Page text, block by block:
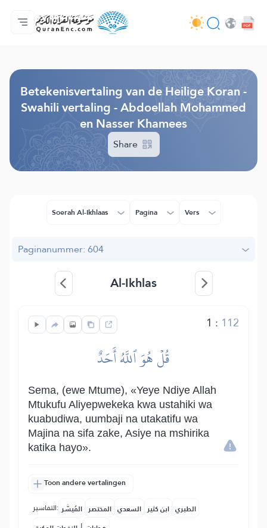
Homepagina
Inhoudsopgave van de vertalingen
Audio
Diensten voor ontwikkelaars - API
Over het project
Contacteer ons
Taal
Betekenisvertaling van de Heilige Koran -
Swahili vertaling - Abdoellah Mohammed
en Nasser Khamees
Share
Soerah Al-Ikhlaas Pagina Vers
Paginanummer: 604
Al-Ikhlas
1 : 112
قُلۡ هُوَ ٱللَّهُ أَحَدٌ
Sema, (ewe Mtume), «Yeye Ndiye Allah
Mtukufu Aliyepwekeka kwa ustahiki wa
kuabudiwa, uumbaji na utakatifu wa
Majina na sifa zake, Asiye na mshirika
katika hayo».
Toon andere vertalingen
التفاسير: المُيسَّر المختصر السعدي ابن كثير الطبري